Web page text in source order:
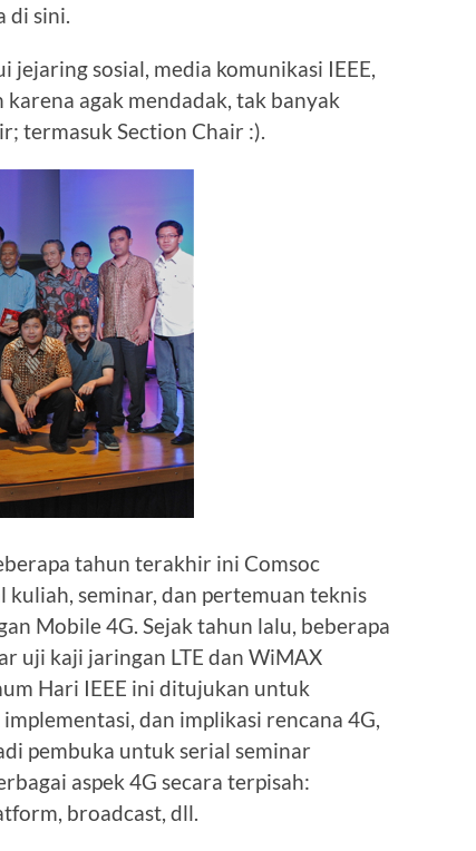
di sini.
jejaring sosial, media komunikasi IEEE,
agak mendadak, tak banyak
termasuk Section Chair :).
tahun terakhir ini Comsoc
seminar, dan pertemuan teknis
Mobile 4G. Sejak tahun lalu, beberapa
uji kaji jaringan LTE dan WiMAX
Hari IEEE ini ditujukan untuk
dan implikasi rencana 4G,
pembuka untuk serial seminar
aspek 4G secara terpisah:
broadcast, dll.